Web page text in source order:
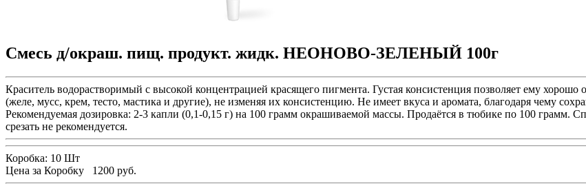
Смесь д/окраш. пищ. продукт. жидк. НЕОНОВО-ЗЕЛЕНЫЙ 100г
Краситель водорастворимый с высокой концентрацией красящего пигмента. Густая консистенция позволяет ему
(желе, мусс, крем, тесто, мастика и другие), не изменяя их консистенцию. Не имеет вкуса и аромата, благодаря чему
Рекомендуемая дозировка: 2-3 капли (0,1-0,15 г) на 100 грамм окрашиваемой массы. Продаётся в тюбике по 100 грамм.
срезать не рекомендуется.
Коробка: 10 Шт
Цена за Коробку
1200 руб.